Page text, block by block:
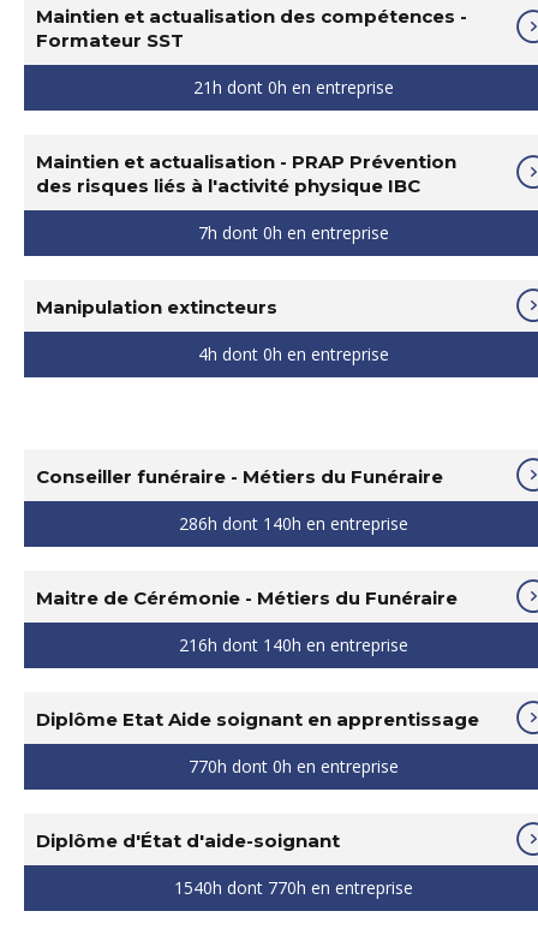
Maintien et actualisation des compétences -
Formateur SST
21h dont 0h en entreprise
Maintien et actualisation - PRAP Prévention
des risques liés à l'activité physique IBC
7h dont 0h en entreprise
Manipulation extincteurs
4h dont 0h en entreprise
Conseiller funéraire - Métiers du Funéraire
286h dont 140h en entreprise
Maitre de Cérémonie - Métiers du Funéraire
216h dont 140h en entreprise
Diplôme Etat Aide soignant en apprentissage
770h dont 0h en entreprise
Diplôme d'État d'aide-soignant
1540h dont 770h en entreprise